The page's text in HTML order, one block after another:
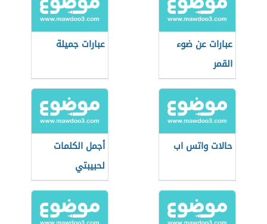
عبارات عن ضوء
القمر
عبارات جميلة
حالات واتس اب
أجمل الكلمات
لحبيبتي